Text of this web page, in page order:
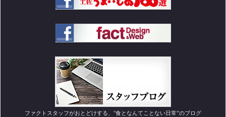
ファクトスタッフがおとどけする、"食となんてことない日常”のブログ